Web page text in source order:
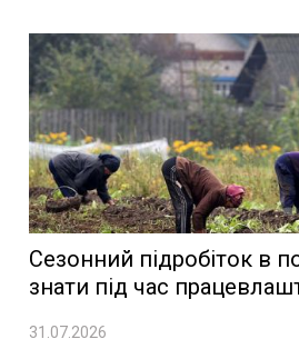
Сезонний підробіток в
знати під час
31.07.2026